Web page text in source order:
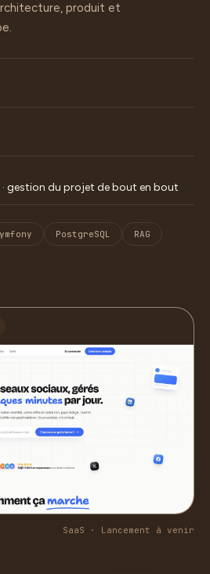
produit et
gestion du projet de bout en bout
PostgreSQL RAG
SaaS · Lancement à venir